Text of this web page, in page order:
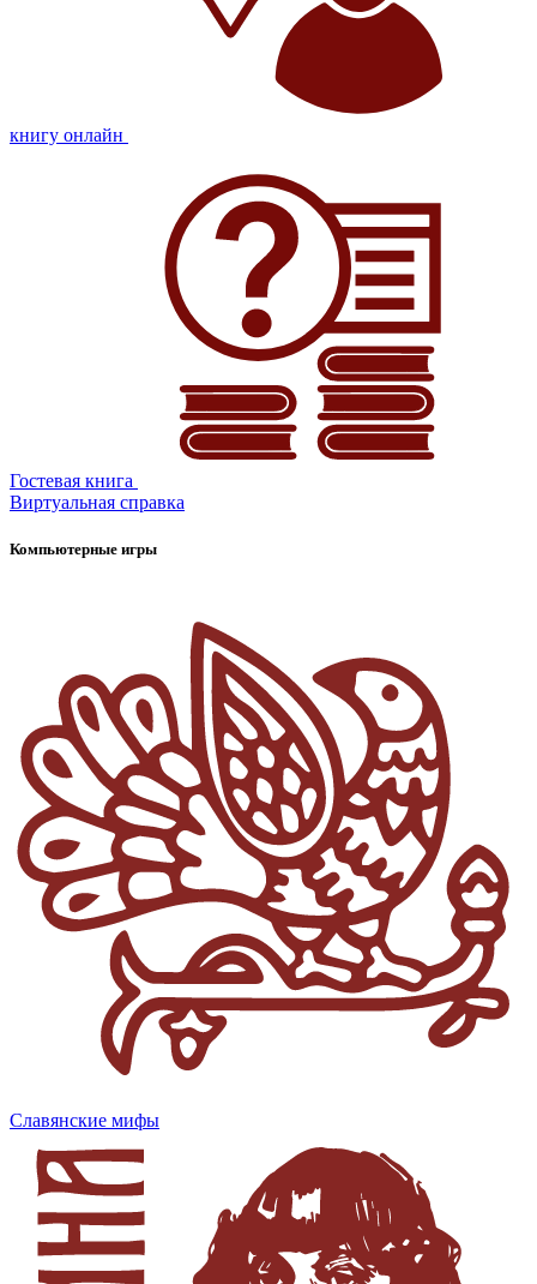
книгу онлайн
Гостевая книга
Виртуальная справка
Компьютерные игры
Славянские мифы